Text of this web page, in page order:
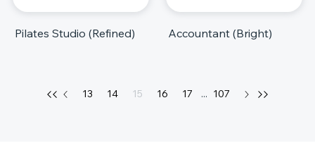
Pilates Studio (Refined) Accountant (Bright)
13 14 15 16 17 ... 107